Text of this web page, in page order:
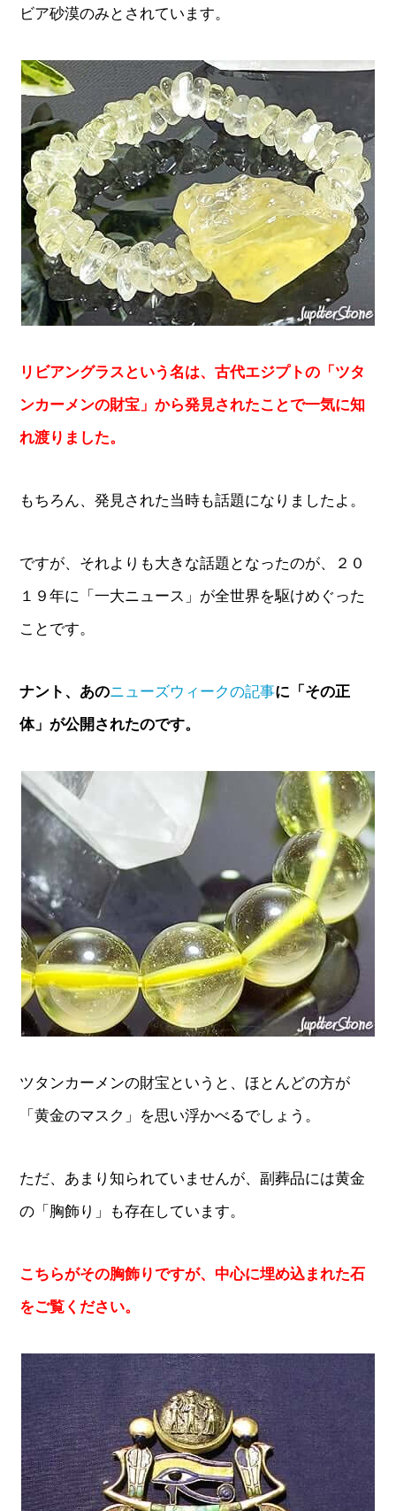
ビア砂漠のみとされています。
リビアングラスという名は、古代エジプトの「ツタ
ンカーメンの財宝」から発見されたことで一気に知
れ渡りました。
もちろん、発見された当時も話題になりましたよ。
ですが、それよりも大きな話題となったのが、２０
１９年に「一大ニュース」が全世界を駆けめぐった
ことです。
ナント、あのニューズウィークの記事に「その正
体」が公開されたのです。
ツタンカーメンの財宝というと、ほとんどの方が
「黄金のマスク」を思い浮かべるでしょう。
ただ、あまり知られていませんが、副葬品には黄金
の「胸飾り」も存在しています。
こちらがその胸飾りですが、中心に埋め込まれた石
をご覧ください。